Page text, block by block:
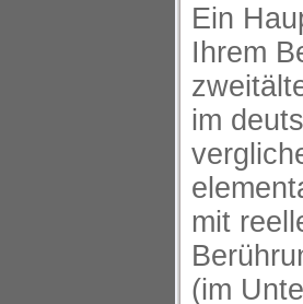
Ein
Ihrem
im
mit
(im